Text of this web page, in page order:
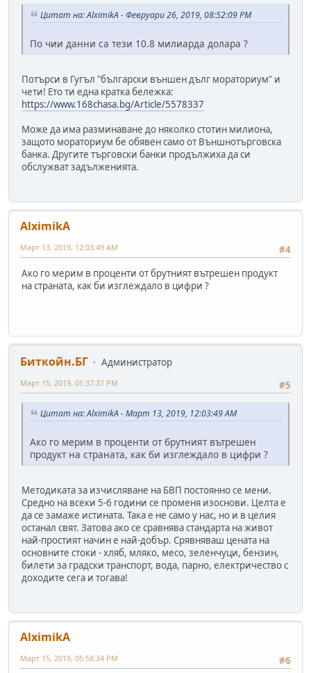
Цитат на: AlximikA - Февруари 26, 2019, 08:52:09 PM
По чии данни са тези 10.8 милиарда долара ?
Потърси в Гугъл "български външен дълг мораториум" и
чети! Ето ти една кратка бележка:
https://www.168chasa.bg/Article/5578337
Може да има разминаване до няколко стотин милиона,
защото мораториум бе обявен само от Външнотърговска
банка. Другите търговски банки продължиха да си
обслужват задълженията.
AlximikA
#4
Март 13, 2019, 12:03:49 AM
Ако го мерим в проценти от брутният вътрешен продукт
на страната, как би изглеждало в цифри ?
Биткойн.БГ
Администратор
#5
Март 15, 2019, 01:37:37 PM
Цитат на: AlximikA - Март 13, 2019, 12:03:49 AM
Ако го мерим в проценти от брутният вътрешен
продукт на страната, как би изглеждало в цифри ?
Методиката за изчисляване на БВП постоянно се мени.
Средно на всеки 5-6 години се променя изоснови. Целта е
да се замаже истината. Така е не само у нас, но и в целия
останал свят. Затова ако се сравнява стандарта на живот
най-простият начин е най-добър. Срявняваш цената на
основните стоки - хляб, мляко, месо, зеленчуци, бензин,
билети за градски транспорт, вода, парно, електричество с
доходите сега и тогава!
AlximikA
#6
Март 15, 2019, 05:58:34 PM